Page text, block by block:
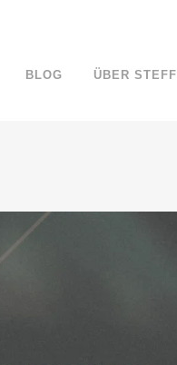
BLOG ÜBER STEFFI